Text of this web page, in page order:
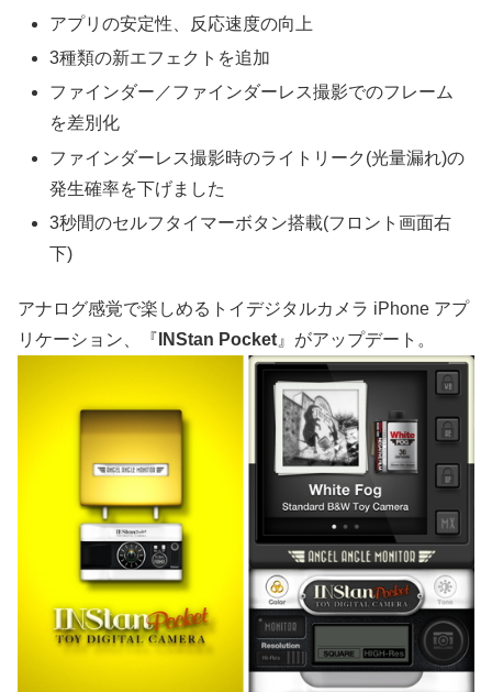
アプリの安定性、反応速度の向上
3種類の新エフェクトを追加
ファインダー／ファインダーレス撮影でのフレーム
を差別化
ファインダーレス撮影時のライトリーク(光量漏れ)の
発生確率を下げました
3秒間のセルフタイマーボタン搭載(フロント画面右
下)
アナログ感覚で楽しめるトイデジタルカメラ iPhone アプ
リケーション、『 INStan Pocket 』がアップデート。